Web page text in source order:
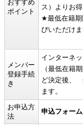
おすすめ
ポイント
ス）よりお得
★最低在籍期
びいただけま
メンバー
登録手続
き
インターネ
（最低在籍
ど決定後、
ます。
お申込方
法
申込フォーム